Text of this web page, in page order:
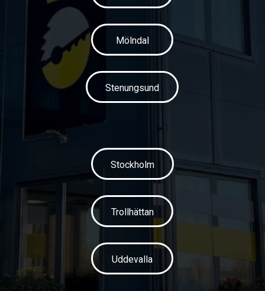
Mölndal
Stenungsund
Stockholm
Trollhättan
Uddevalla